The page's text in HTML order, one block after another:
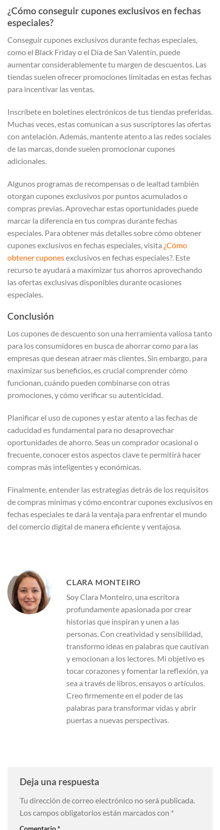
¿Cómo conseguir cupones exclusivos en fechas
especiales?
Conseguir cupones exclusivos durante fechas especiales,
como el Black Friday o el Día de San Valentín, puede
aumentar considerablemente tu margen de descuentos. Las
tiendas suelen ofrecer promociones limitadas en estas fechas
para incentivar las ventas.
Inscríbete en boletines electrónicos de tus tiendas preferidas.
Muchas veces, estas comunican a sus suscriptores las ofertas
con antelación. Además, mantente atento a las redes sociales
de las marcas, donde suelen promocionar cupones
adicionales.
Algunos programas de recompensas o de lealtad también
otorgan cupones exclusivos por puntos acumulados o
compras previas. Aprovechar estas oportunidades puede
marcar la diferencia en tus compras durante fechas
especiales. Para obtener más detalles sobre cómo obtener
cupones exclusivos en fechas especiales, visita ¿Cómo
obtener cuponesexclusivos en fechas especiales?. Este
recurso te ayudará a maximizar tus ahorros aprovechando
las ofertas exclusivas disponibles durante ocasiones
especiales.
Conclusión
Los cupones de descuento son una herramienta valiosa tanto
para los consumidores en busca de ahorrar como para las
empresas que desean atraer más clientes. Sin embargo, para
maximizar sus beneficios, es crucial comprender cómo
funcionan, cuándo pueden combinarse con otras
promociones, y cómo verificar su autenticidad.
Planificar el uso de cupones y estar atento a las fechas de
caducidad es fundamental para no desaprovechar
oportunidades de ahorro. Seas un comprador ocasional o
frecuente, conocer estos aspectos clave te permitirá hacer
compras más inteligentes y económicas.
Finalmente, entender las estrategias detrás de los requisitos
de compras mínimas y cómo encontrar cupones exclusivos en
fechas especiales te dará la ventaja para enfrentar el mundo
del comercio digital de manera eficiente y ventajosa.
CLARA MONTEIRO
Soy Clara Monteiro, una escritora
profundamente apasionada por crear
historias que inspiran y unen a las
personas. Con creatividad y sensibilidad,
transformo ideas en palabras que cautivan
y emocionan a los lectores. Mi objetivo es
tocar corazones y fomentar la reflexión, ya
sea a través de libros, ensayos o artículos.
Creo firmemente en el poder de las
palabras para transformar vidas y abrir
puertas a nuevas perspectivas.
Deja una respuesta
Tu dirección de correo electrónico no será publicada.
Los campos obligatorios están marcados con *
Comentario*